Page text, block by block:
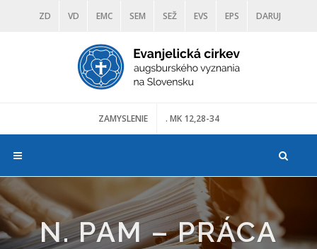
ZD VD EMC SEM SEŽ EVS EPS DARUJ
DIAKONIA ŠKOLY TRANOSCIUS
ZAMYSLENIE . MK 12,28-34
N. PAM – PRÁCA